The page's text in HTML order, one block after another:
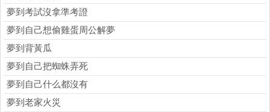
夢到考試沒拿準考證
夢到自己想偷雞蛋周公解夢
夢到背黃瓜
夢到自己把蜘蛛弄死
夢到自己什么都沒有
夢到老家火災